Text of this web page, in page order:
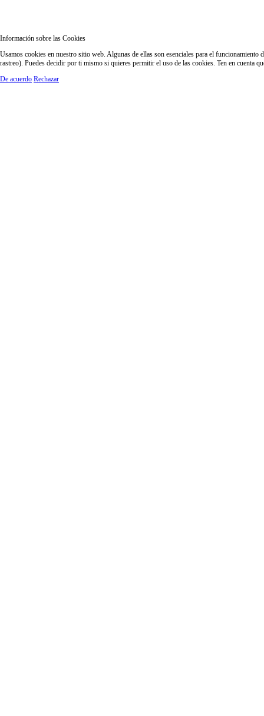
Información sobre las Cookies
Usamos cookies en nuestro sitio web. Algunas de ellas son esenciales para el
rastreo). Puedes decidir por ti mismo si quieres permitir el uso de las cookies. Ten en cuenta
De acuerdo Rechazar